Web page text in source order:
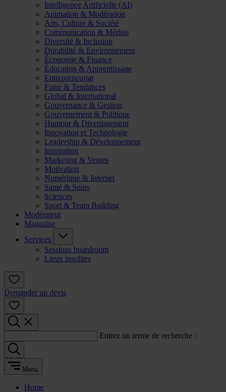
Intelligence Artificielle (AI)
Animation & Modération
Arts, Culture & Société
Communication & Médias
Diversité & Inclusion
Durabilité & Environnement
Économie & Finance
Éducation & Apprentissage
Entrepreneuriat
Futur & Tendances
Global & International
Gouvernance & Gestion
Gouvernement & Politique
Humour & Divertissement
Innovation et Technologie
Leadership & Développement
Inspiration
Marketing & Ventes
Motivation
Numérique & Internet
Santé & Soins
Sciences
Sport & Team Building
Modérateur
Magazine
Services
Sessions boardroom
Lieux insolites
Demander un devis
Entrez un terme de recherche :
Menu
Home